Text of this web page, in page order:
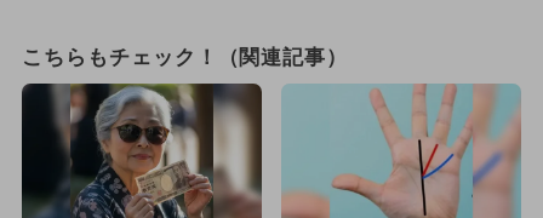
こちらもチェック！（関連記事）